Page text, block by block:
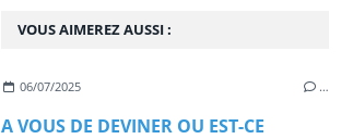
VOUS AIMEREZ AUSSI :
06/07/2025 …
A VOUS DE DEVINER OU EST-CE